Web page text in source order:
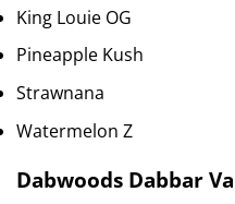
King Louie OG
Pineapple Kush
Strawnana
Watermelon Z
Dabwoods Dabbar